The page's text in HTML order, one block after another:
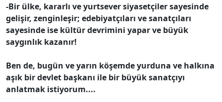
-Bir ülke, kararlı ve yurtsever siyasetçiler sayesinde
gelişir, zenginleşir; edebiyatçıları ve sanatçıları
sayesinde ise kültür devrimini yapar ve büyük
saygınlık kazanır!
Ben de, bugün ve yarın köşemde yurduna ve halkına
aşık bir devlet başkanı ile bir büyük sanatçıyı
anlatmak istiyorum....